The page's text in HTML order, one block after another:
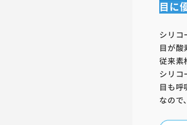
目に
シリコ
目が酸
従来素
シリコ
目も
なので